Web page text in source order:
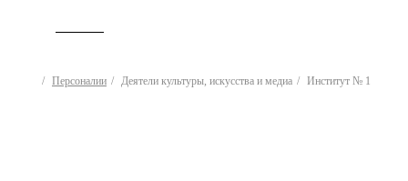
Персоналии Деятели культуры, искусства и медиа Институт № 1